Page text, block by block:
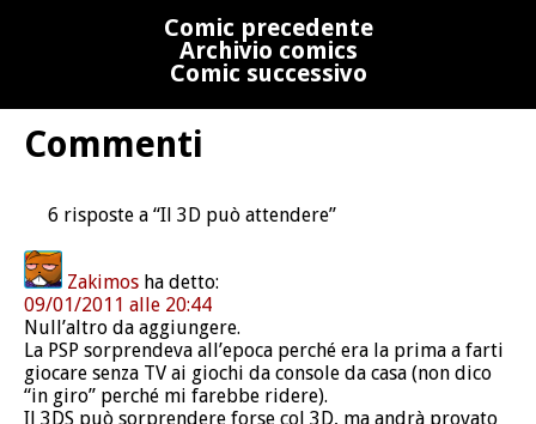
Comic precedente
Archivio comics
Comic successivo
Commenti
6 risposte a “Il 3D può attendere”
Zakimos ha detto:
09/01/2011 alle 20:44
Null’altro da aggiungere.
La PSP sorprendeva all’epoca perché era la prima a farti
giocare senza TV ai giochi da console da casa (non dico
“in giro” perché mi farebbe ridere).
Il 3DS può sorprendere forse col 3D, ma andrà provato